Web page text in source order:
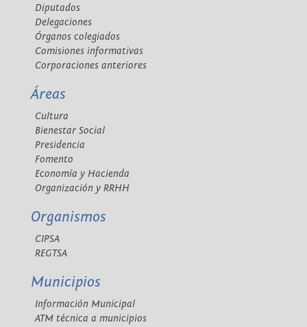
Diputados
Delegaciones
Órganos colegiados
Comisiones informativas
Corporaciones anteriores
Áreas
Cultura
Bienestar Social
Presidencia
Fomento
Economía y Hacienda
Organización y RRHH
Organismos
CIPSA
REGTSA
Municipios
Información Municipal
ATM técnica a municipios